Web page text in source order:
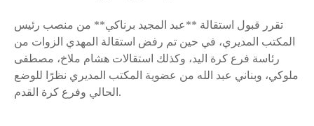
تقرر قبول استقالة **عبد المجيد برناكي** من منصب رئيس
المكتب المديري، في حين تم رفض استقالة المهدي الزوات من
رئاسة فرع كرة اليد، وكذلك استقالات هشام ملاخ، مصطفى
ملوكي، وبناني عبد الله من عضوية المكتب المديري نظرًا للوضع
الحالي وفرع كرة القدم.